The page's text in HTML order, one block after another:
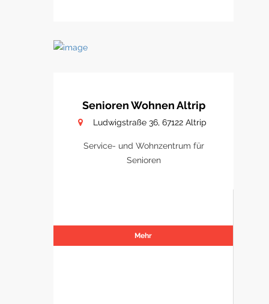
Senioren Wohnen Altrip
Ludwigstraße 36, 67122 Altrip
Service- und Wohnzentrum für
Senioren
Mehr